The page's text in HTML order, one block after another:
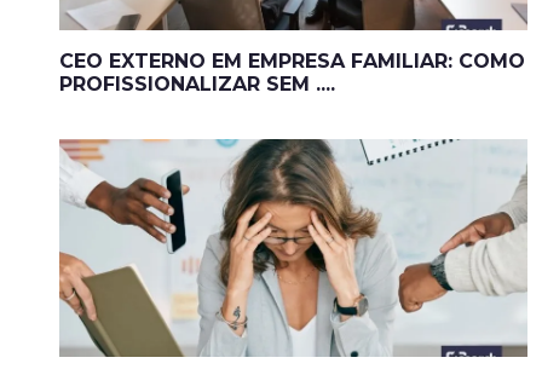
CEO EXTERNO EM EMPRESA FAMILIAR: COMO
PROFISSIONALIZAR SEM ....